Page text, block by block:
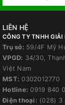
LIÊN HỆ
CÔNG TY TNHH
Trụ sở: 59/4F Mỹ
VPGD: 34/30,
Việt Nam
MST: 0302012770
Hotline: 0919 840
Điện thoại: (028) 3